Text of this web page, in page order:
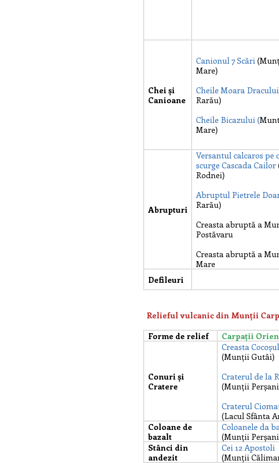
Chei și
Canioane
Canionul 7 Scări
Mare)
Cheile Moara Dracului
Rarău)
Cheile Bicazului (
Mare)
Abrupturi
Versantul calcaros pe
scurge Cascada Cailor
Rodnei)
Abruptul Pietrele
Rarău)
Creasta abruptă a
Postăvaru
Creasta abruptă a
Mare
Defileuri
Relieful vulcanic din Munții
Forme de relief
Carpații
Conuri și
Cratere
Creasta
(Munții Gutâi)
Craterul de la
(Munții
Craterul
(Lacul Sfânta
Coloane de
bazalt
Coloanele da
(Munții
Stânci din
andezit
Cei 12 Apostoli
(Munții